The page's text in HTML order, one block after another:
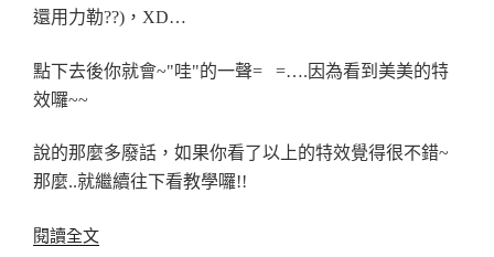
還用力勒??)，XD…
點下去後你就會~"哇"的一聲= =….因為看到美美的特
效囉~~
說的那麼多廢話，如果你看了以上的特效覺得很不錯~
那麼..就繼續往下看教學囉!!
閱讀全文〈讓